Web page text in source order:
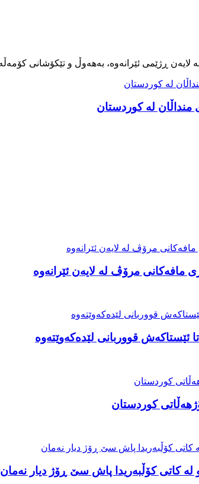
مافەکانی مرۆڤ لە لایەن ئێرانەوە
ئێستاکەش قووربانی لێدەکەوێتەوە
لە کاتی کۆڵبەریدا پاش سێ ڕۆژ دیار نەمان